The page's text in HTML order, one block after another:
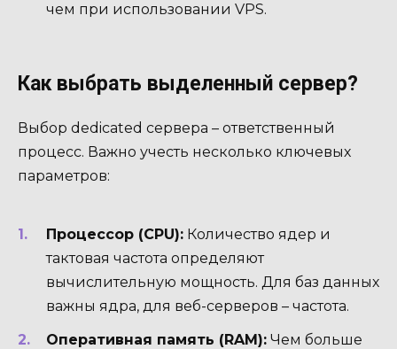
чем при использовании VPS.
Как выбрать выделенный сервер?
Выбор dedicated сервера – ответственный
процесс. Важно учесть несколько ключевых
параметров:
Процессор (CPU): Количество ядер и
тактовая частота определяют
вычислительную мощность. Для баз данных
важны ядра, для веб-серверов – частота.
Оперативная память (RAM): Чем больше